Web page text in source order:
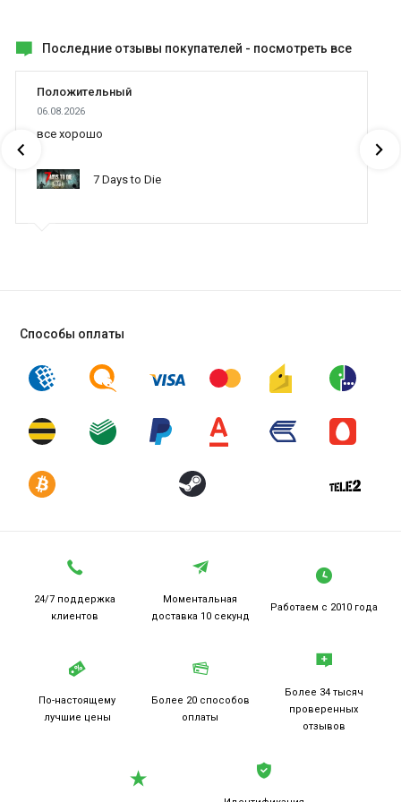
Последние отзывы покупателей - посмотреть все
Положительный
06.08.2026
все хорошо
7 Days to Die
Способы оплаты
24/7 поддержка
клиентов
Моментальная
доставка 10 секунд
Работаем с 2010 года
По-настоящему
лучшие цены
Более 20 способов
оплаты
Более 34 тысяч
проверенных
отзывов